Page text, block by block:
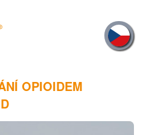
OPIOIDEM